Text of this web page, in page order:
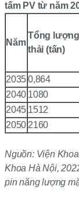
tấm PV từ năm
Năm
Tổng lượng
thải (tấn)
20350,864
2040 1080
2045 1512
2050 2160
Nguồn: Viện
Khoa Hà Nội,
pin năng lượng